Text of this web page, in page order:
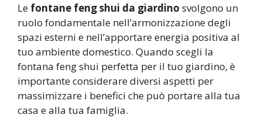
Le fontane feng shui da giardino svolgono un
ruolo fondamentale nell’armonizzazione degli
spazi esterni e nell’apportare energia positiva al
tuo ambiente domestico. Quando scegli la
fontana feng shui perfetta per il tuo giardino, è
importante considerare diversi aspetti per
massimizzare i benefici che può portare alla tua
casa e alla tua famiglia.